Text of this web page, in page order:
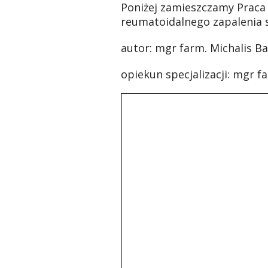
Poniżej zamieszczamy Praca
reumatoidalnego zapalenia
autor: mgr farm. Michalis
opiekun specjalizacji: mgr